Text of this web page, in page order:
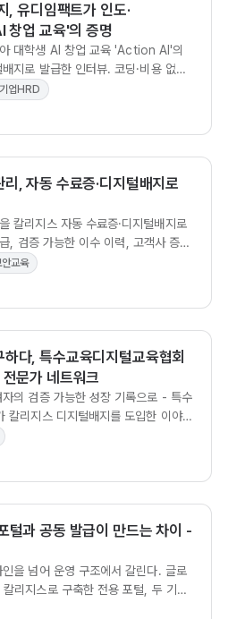
, 유디임팩트가 인도·
창업 교육'의 증명
대학생 AI 창업 교육 'Action AI'의
지로 발급한 인터뷰. 코딩·비용 없는
명을 모으고, 자체 LMS와 칼리지
공유율 68%를 기록한 과정을 담
기업HRD
, 자동 수료증·디지털배지로
칼리지스 자동 수료증·디지털배지로
, 검증 가능한 이수 이력, 고객사 증빙
과정을 담았습니다.
안교육
다, 특수교육디지털교육협회
문가 네트워크
의 검증 가능한 성장 기록으로 - 특수
칼리지스 디지털배지를 도입한 이야
털과 공동 발급이 만드는 차이 -
을 넘어 운영 구조에서 갈린다. 글로
리지스로 구축한 전용 포털, 두 기관
KOLLEGES VERIFIED 검증, 자동 발